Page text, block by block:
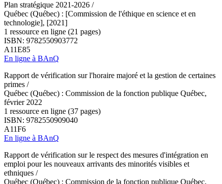
Plan stratégique 2021-2026 /
Québec (Québec) : [Commission de l'éthique en science et en
technologie], [2021]
1 ressource en ligne (21 pages)
ISBN: 9782550903772
A11E85
En ligne à BAnQ
Rapport de vérification sur l'horaire majoré et la gestion de certaines
primes /
Québec (Québec) : Commission de la fonction publique Québec,
février 2022
1 ressource en ligne (37 pages)
ISBN: 9782550909040
A11F6
En ligne à BAnQ
Rapport de vérification sur le respect des mesures d'intégration en
emploi pour les nouveaux arrivants des minorités visibles et
ethniques /
Québec (Québec) : Commission de la fonction publique Québec,